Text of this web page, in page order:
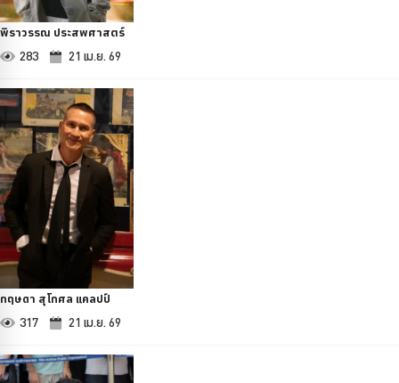
พิราวรรณ ประสพศาสตร์
283 21 เม.ย. 69
กฤษดา สุโกศล แคลปป์
317 21 เม.ย. 69